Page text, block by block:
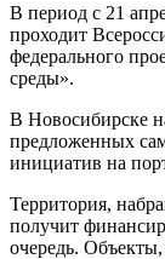
В период с 21
проходит
федерального
среды».
В Новосибирске
предложенных
инициатив на
Территория,
получит
очередь. Объекты,